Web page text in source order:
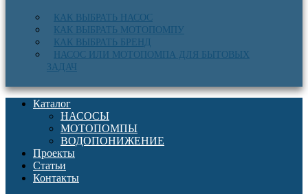
КАК ВЫБРАТЬ НАСОС
КАК ВЫБРАТЬ МОТОПОМПУ
КАК ВЫБРАТЬ БРЕНД
НАСОС ИЛИ МОТОПОМПА ДЛЯ БЫТОВЫХ
ЗАДАЧ
Каталог
НАСОСЫ
МОТОПОМПЫ
ВОДОПОНИЖЕНИЕ
Проекты
Статьи
Контакты